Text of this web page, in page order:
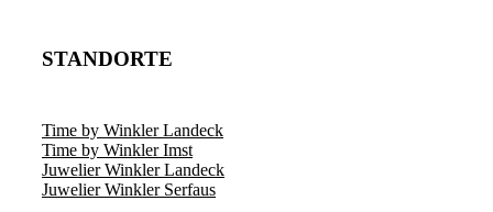
STANDORTE
Time by Winkler Landeck
Time by Winkler Imst
Juwelier Winkler Landeck
Juwelier Winkler Serfaus